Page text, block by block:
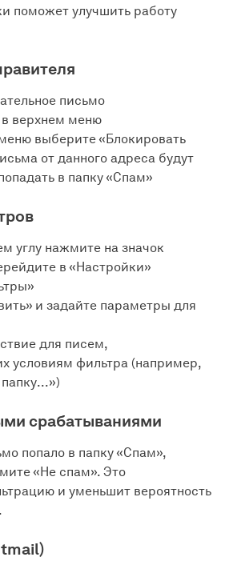
поможет улучшить работу
письмо
верхнем меню
выберите «Блокировать
от данного адреса будут
в папку «Спам»
углу нажмите на значок
в «Настройки»
и задайте параметры для
для писем,
условиям фильтра (например,
срабатываниями
попало в папку «Спам»,
«Не спам». Это
и уменьшит вероятность